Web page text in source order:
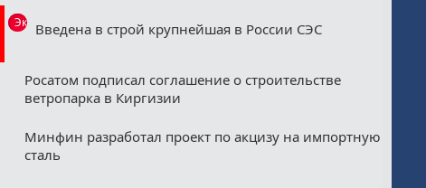
Эксклюзив
Введена в строй крупнейшая в России СЭС
Росатом подписал соглашение о строительстве
ветропарка в Киргизии
Минфин разработал проект по акцизу на импортную
сталь